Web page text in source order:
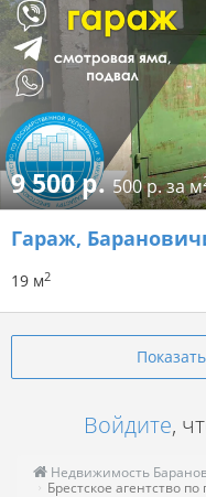
9 500 р.500 р. за м
Гараж,
19 м2
Войдите,
Недвижимость
Брестское агентство